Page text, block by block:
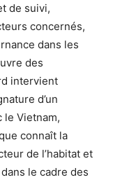
de suivi,
concernés,
dans les
des
intervient
d’un
le Vietnam,
connaît la
de l’habitat et
le cadre des